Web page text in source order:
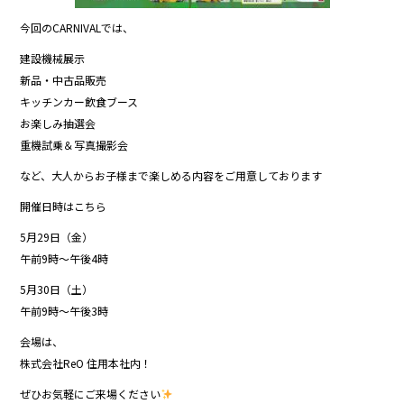
今回のCARNIVALでは、
建設機械展示
新品・中古品販売
キッチンカー飲食ブース
お楽しみ抽選会
重機試乗＆写真撮影会
など、大人からお子様まで楽しめる内容をご用意しております
開催日時はこちら
5月29日（金）
午前9時〜午後4時
5月30日（土）
午前9時〜午後3時
会場は、
株式会社ReO 住用本社内！
ぜひお気軽にご来場ください